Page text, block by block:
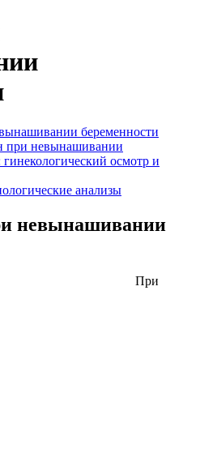
беременности
при невынашивании
осмотр и
анализы
невынашивании
При